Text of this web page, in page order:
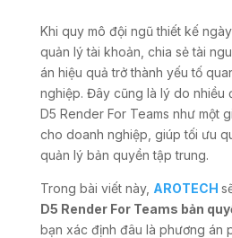
Khi quy mô đội ngũ thiết kế
quản lý tài khoản, chia sẻ tài
án hiệu quả trở thành yếu tố
nghiệp. Đây cũng là lý do nhiều
D5 Render For Teams như một
cho doanh nghiệp, giúp tối ưu
quản lý bản quyền tập trung.
Trong bài viết này, AROTECH
D5 Render For Teams bản
bạn xác định đâu là phương án